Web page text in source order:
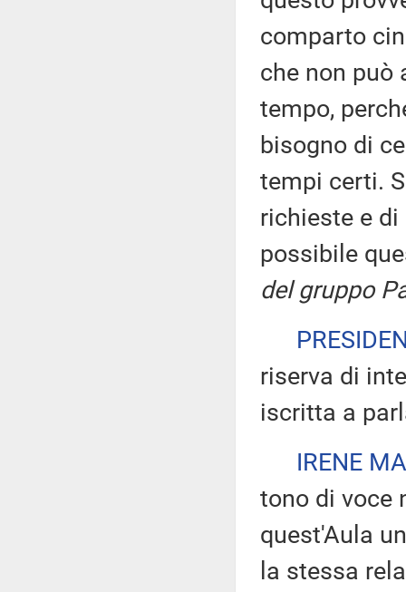
comparto
che non può
tempo,
bisogno di
tempi certi.
richieste e
possibile
del gruppo
riserva di
iscritta a
IRENE
tono di voce
quest'Aula
la stessa